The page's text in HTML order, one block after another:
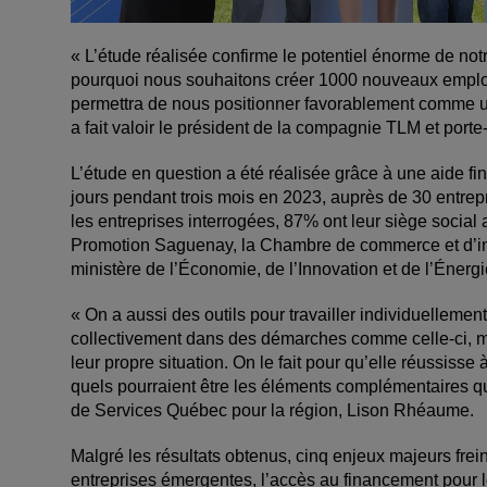
« L’étude réalisée confirme le potentiel énorme de
pourquoi nous souhaitons créer 1000 nouveaux
permettra de nous positionner favorablement
a fait valoir le président de la compagnie TLM et
L’étude en question a été réalisée grâce à une aide
jours pendant trois mois en 2023, auprès de 30
les entreprises interrogées, 87% ont leur siège
Promotion Saguenay, la Chambre de commerce et
ministère de l’Économie, de l’Innovation et de
« On a aussi des outils pour travailler
collectivement dans des démarches comme celle-ci,
leur propre situation. On le fait pour qu’elle
quels pourraient être les éléments complémentaires
de Services Québec pour la région, Lison Rhéaume.
Malgré les résultats obtenus, cinq enjeux majeurs
entreprises émergentes, l’accès au financement